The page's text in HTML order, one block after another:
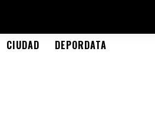
CIUDAD DEPORDATA